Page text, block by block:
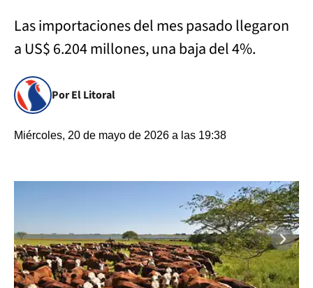
Las importaciones del mes pasado llegaron
a US$ 6.204 millones, una baja del 4%.
Por El Litoral
Miércoles, 20 de mayo de 2026 a las 19:38